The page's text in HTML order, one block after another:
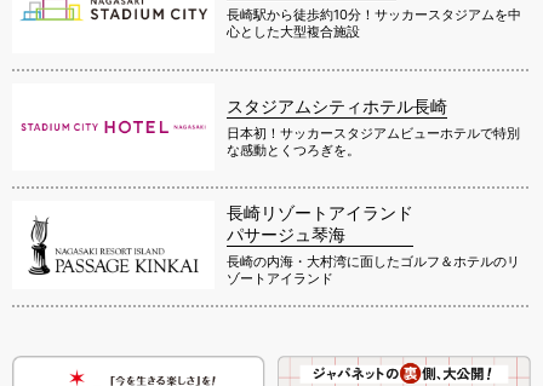
長崎駅から徒歩約10分！サッカースタジアムを中
心とした大型複合施設
スタジアムシティホテル長崎
日本初！サッカースタジアムビューホテルで特別
な感動とくつろぎを。
長崎リゾートアイランド
パサージュ琴海
長崎の内海・大村湾に面したゴルフ＆ホテルのリ
ゾートアイランド